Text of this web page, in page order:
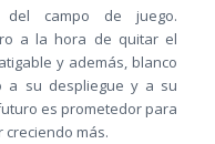
campo de juego.
a la hora de quitar el
y además, blanco
a su despliegue y a su
es prometedor para
creciendo más.